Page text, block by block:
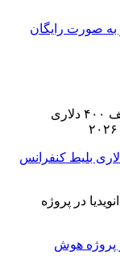
به صورت رایگان
استثنایی: دریافت تخفیف ۴۰۰ دلاری بلیط کنفرانس
در پروژه هوش